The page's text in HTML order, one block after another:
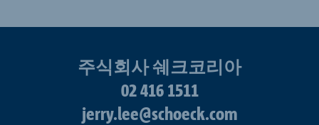
주식회사 쉐크코리아
02 416 1511
jerry.lee@schoeck.com